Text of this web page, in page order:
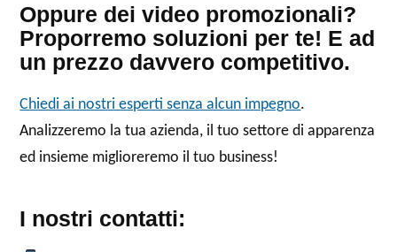
Oppure dei video promozionali?
Proporremo soluzioni per te! E ad
un prezzo davvero competitivo.
Chiedi ai nostri esperti senza alcun impegno.
Analizzeremo la tua azienda, il tuo settore di apparenza
ed insieme miglioreremo il tuo business!
I nostri contatti: